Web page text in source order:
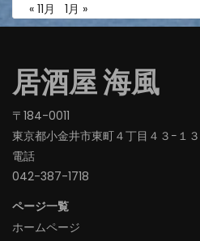
« 11月 1月 »
居酒屋 海風
〒184-0011
東京都小金井市東町４丁目４３−１３
電話
042-387-1718‬
ページ一覧
ホームページ